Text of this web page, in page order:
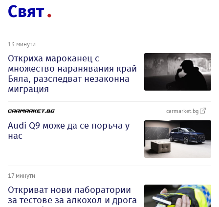
Свят
13 минути
Откриха мароканец с
множество наранявания край
Бяла, разследват незаконна
миграция
carmarket.bg
Audi Q9 може да се поръча у
нас
17 минути
Откриват нови лаборатории
за тестове за алкохол и дрога